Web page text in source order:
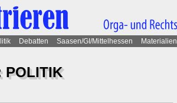
Debatten Saasen/GI/Mittelhessen Materialien
POLITIK